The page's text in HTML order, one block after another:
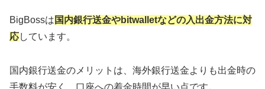
BigBossは 国内銀行送金やbitwalletなどの入出金方法に対
応しています。
国内銀行送金のメリットは、海外銀行送金よりも出金時の
手数料が安く、口座への着金時間が早い点です。